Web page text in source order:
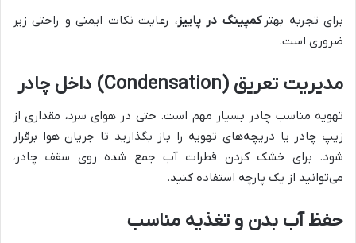
برای تجربه بهتر کمپینگ در پاییز، رعایت نکات ایمنی و راحتی زیر
ضروری است.
مدیریت تعریق (Condensation) داخل چادر
تهویه مناسب چادر بسیار مهم است. حتی در هوای سرد، مقداری از
زیپ چادر یا دریچه‌های تهویه را باز بگذارید تا جریان هوا برقرار
شود. برای خشک کردن قطرات آب جمع شده روی سقف چادر،
می‌توانید از یک پارچه استفاده کنید.
حفظ آب بدن و تغذیه مناسب